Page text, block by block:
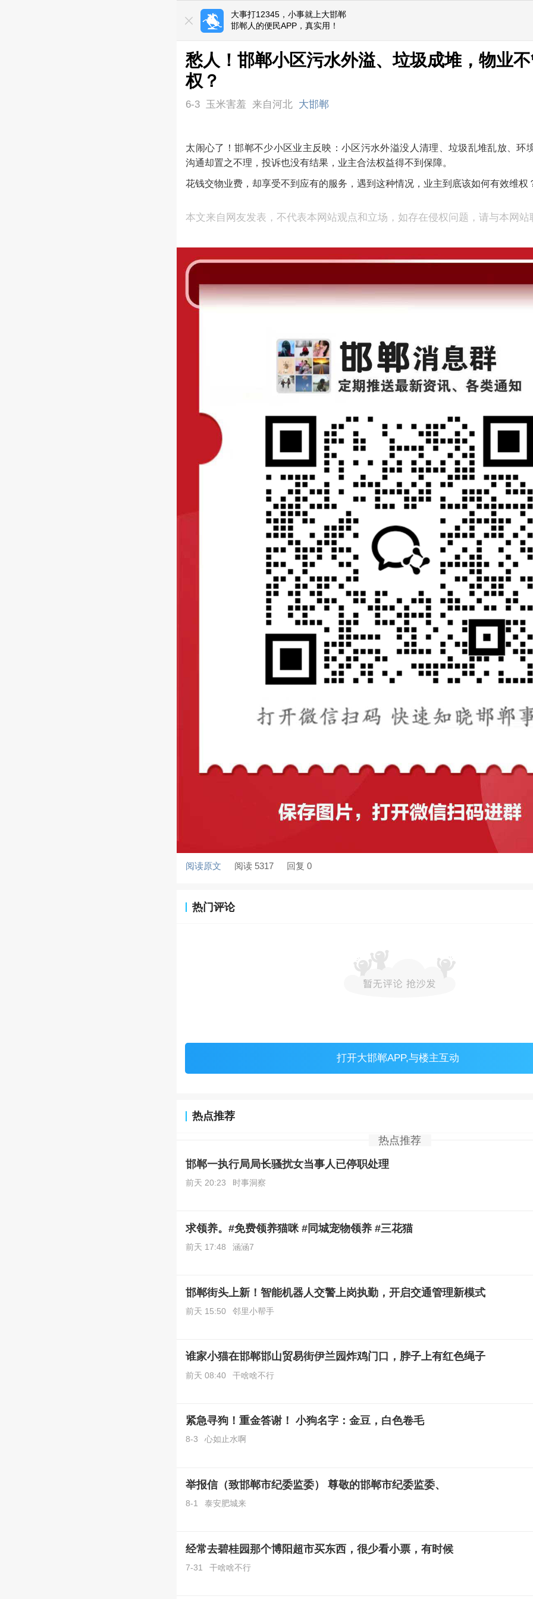
大事打12345，小事就上大邯郸
邯郸人的便民APP，真实用！
愁人！邯郸小区污水外溢、垃圾成堆，物业
权？
6-3 玉米害羞 来自河北 大邯郸
太闹心了！邯郸不少小区业主反映：小区污水外溢没人清理、垃圾乱堆乱放、环
沟通却置之不理，投诉也没有结果，业主合法权益得不到保障。
花钱交物业费，却享受不到应有的服务，遇到这种情况，业主到底该如何有效维权
本文来自网友发表，不代表本网站观点和立场，如存在侵权问题，请与本网站
阅读原文 阅读 5317 回复 0
热门评论
打开大邯郸APP,与楼主互动
热点推荐
热点推荐
邯郸一执行局局长骚扰女当事人已停职处理
前天 20:23 时事洞察
求领养。#免费领养猫咪 #同城宠物领养 #三花猫
前天 17:48 涵涵7
邯郸街头上新！智能机器人交警上岗执勤，开启交通管理新模式
前天 15:50 邻里小帮手
谁家小猫在邯郸邯山贸易街伊兰园炸鸡门口，脖子上有红色绳子
前天 08:40 干啥啥不行
紧急寻狗！重金答谢！ 小狗名字：金豆，白色卷毛
8-3 心如止水啊
举报信（致邯郸市纪委监委） 尊敬的邯郸市纪委监委、
8-1 泰安肥城来
经常去碧桂园那个博阳超市买东西，很少看小票，有时候
7-31 干啥啥不行